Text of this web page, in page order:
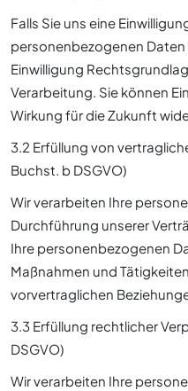
Falls Sie uns eine
personenbezogenen
Einwilligung
Verarbeitung. Sie können
Wirkung für die Zukunft
3.2 Erfüllung von
Buchst. b DSGVO)
Wir verarbeiten Ihre
Durchführung unserer
Ihre personenbezogenen
Maßnahmen und
vorvertraglichen
3.3 Erfüllung rechtlicher
DSGVO)
Wir verarbeiten Ihre